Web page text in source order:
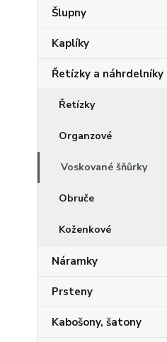
Šlupny
Kaplíky
Řetízky a náhrdelníky
Řetízky
Organzové
Voskované šňůrky
Obruče
Koženkové
Náramky
Prsteny
Kabošony, šatony